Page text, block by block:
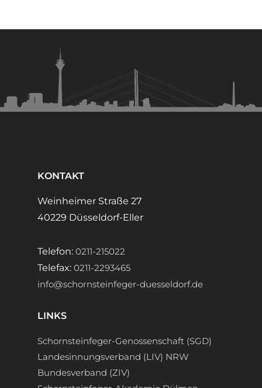
KONTAKT
Weinheimer Straße 27
40229 Düsseldorf-Eller
Telefon: 0211-215022
Telefax: 0211-2293465
info@schornsteinfeger-duesseldorf.de
LINKS
Schornsteinfeger-Genossenschaft (SGD)
Landesinnungsverband (LIV) NRW
Bundesverband (ZIV)